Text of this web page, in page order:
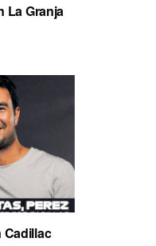
La Granja
Cadillac